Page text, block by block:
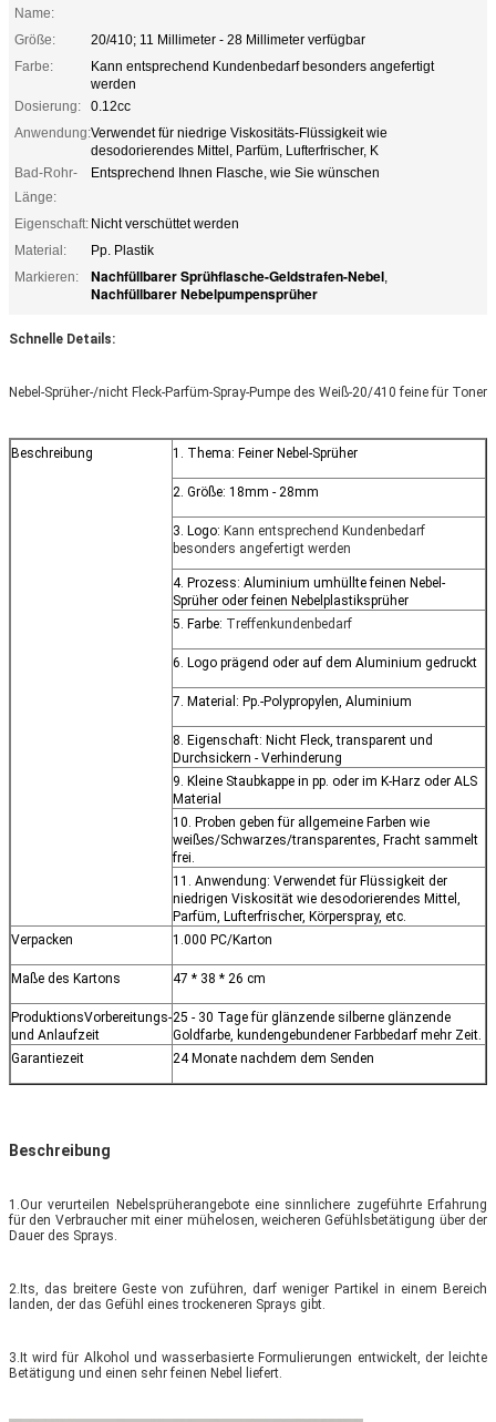
Name:
Größe:
20/410; 11 Millimeter - 28 Millimeter verfügbar
Farbe:
Kann entsprechend Kundenbedarf besonders angefertigt
werden
Dosierung:
0.12cc
Anwendung:Verwendet für niedrige Viskositäts-Flüssigkeit wie
desodorierendes Mittel, Parfüm, Lufterfrischer, K
Bad-Rohr-
Länge:
Entsprechend Ihnen Flasche, wie Sie wünschen
Eigenschaft: Nicht verschüttet werden
Material:
Pp. Plastik
Markieren:
Nachfüllbarer Sprühflasche-Geldstrafen-Nebel,
Nachfüllbarer Nebelpumpensprüher
Schnelle Details:
Nebel-Sprüher-/nicht Fleck-Parfüm-Spray-Pumpe des Weiß-20/410 feine für Toner
Beschreibung 1. Thema: Feiner Nebel-Sprüher
2. Größe: 18mm - 28mm
3. Logo: Kann entsprechend Kundenbedarf
besonders angefertigt werden
4. Prozess: Aluminium umhüllte feinen Nebel-
Sprüher oder feinen Nebelplastiksprüher
5. Farbe: Treffenkundenbedarf
6. Logo prägend oder auf dem Aluminium gedruckt
7. Material: Pp.-Polypropylen, Aluminium
8. Eigenschaft: Nicht Fleck, transparent und
Durchsickern - Verhinderung
9. Kleine Staubkappe in pp. oder im K-Harz oder ALS
Material
10. Proben geben für allgemeine Farben wie
weißes/Schwarzes/transparentes, Fracht sammelt
frei.
11. Anwendung: Verwendet für Flüssigkeit der
niedrigen Viskosität wie desodorierendes Mittel,
Parfüm, Lufterfrischer, Körperspray, etc.
Verpacken
1.000 PC/Karton
Maße des Kartons 47 * 38 * 26 cm
ProduktionsVorbereitungs-
und Anlaufzeit
25 - 30 Tage für glänzende silberne glänzende
Goldfarbe, kundengebundener Farbbedarf mehr Zeit.
Garantiezeit
24 Monate nachdem dem Senden
Beschreibung
1.Our verurteilen Nebelsprüherangebote eine sinnlichere zugeführte Erfahrung
für den Verbraucher mit einer mühelosen, weicheren Gefühlsbetätigung über der
Dauer des Sprays.
2.Its, das breitere Geste von zuführen, darf weniger Partikel in einem Bereich
landen, der das Gefühl eines trockeneren Sprays gibt.
3.It wird für Alkohol und wasserbasierte Formulierungen entwickelt, der leichte
Betätigung und einen sehr feinen Nebel liefert.